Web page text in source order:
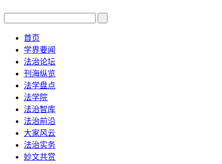
首页
学界要闻
法治论坛
刊海纵览
法学盘点
法学院
法治智库
法治前沿
大家风云
法治实务
妙文共赏